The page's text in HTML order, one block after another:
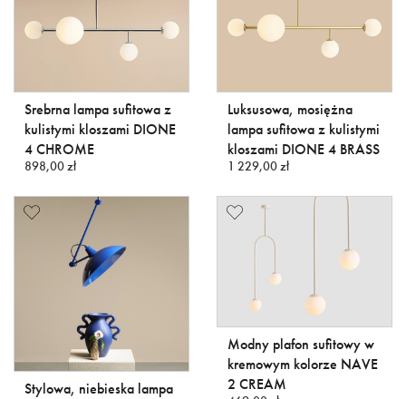
Srebrna lampa sufitowa z
kulistymi kloszami DIONE
4 CHROME
898,00 zł
Luksusowa, mosiężna
lampa sufitowa z kulistymi
kloszami DIONE 4 BRASS
1 229,00 zł
Stylowa, niebieska lampa
Modny plafon sufitowy w
kremowym kolorze NAVE
2 CREAM